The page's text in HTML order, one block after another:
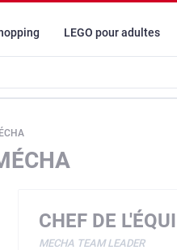
LEGO pour adultes
CHEF DE
MECHA TEAM LEADER